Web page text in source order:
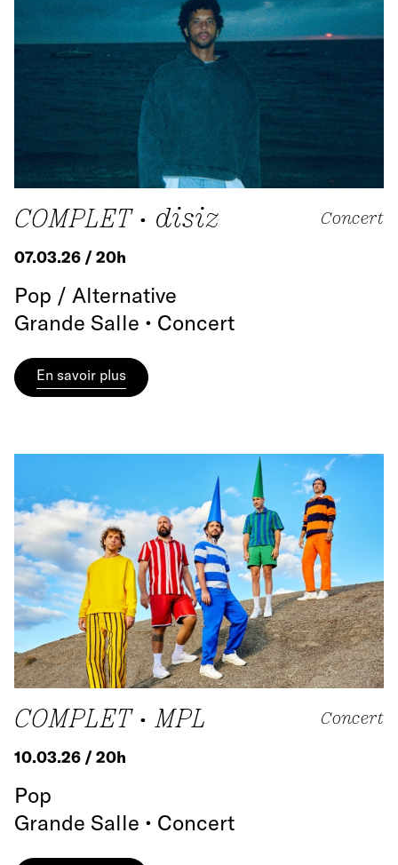
COMPLET • disiz Concert
07.03.26 / 20h
Pop / Alternative
Grande Salle • Concert
En savoir plus
COMPLET • MPL Concert
10.03.26 / 20h
Pop
Grande Salle • Concert